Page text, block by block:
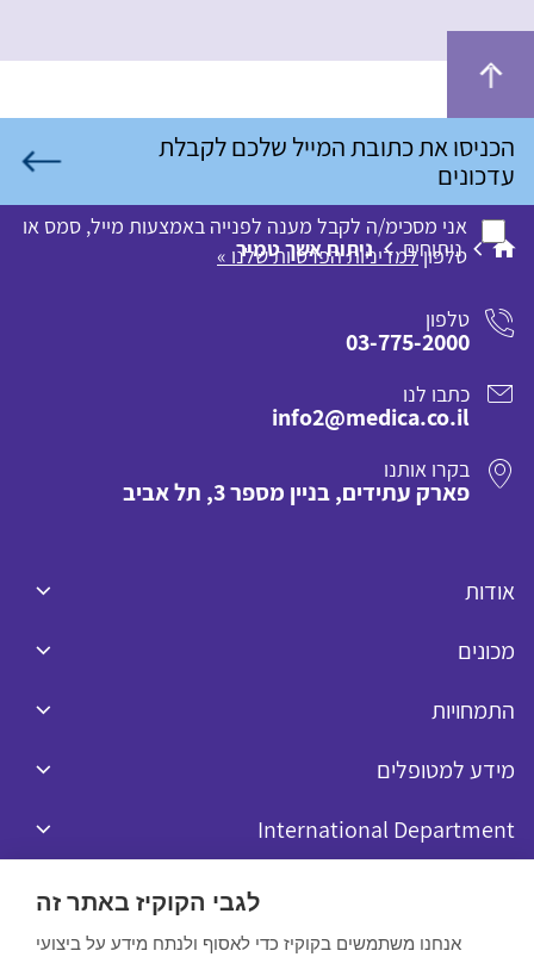
לגבי הקוקיז באתר זה
אנחנו משתמשים בקוקיז כדי לאסוף ולנתח מידע על ביצועי
אני מסכימ/ה לקבל מענה לפנייה באמצעות מייל, סמס או
טלפוןלמדיניות הפרטיות שלנו »ניתוחים ניתוח אשך טמיר
טלפון
03-775-2000
כתבו לנו
info2@medica.co.il
בקרו אותנו
פארק עתידים, בניין מספר 3, תל אביב
אודות
מכונים
התמחויות
מידע למטופלים
International Department